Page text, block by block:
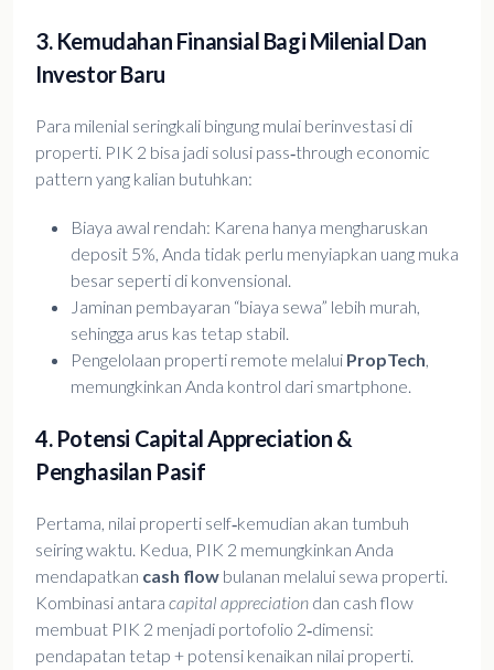
3. Kemudahan Finansial Bagi Milenial Dan
Investor Baru
Para milenial seringkali bingung mulai berinvestasi di
properti. PIK 2 bisa jadi solusi pass‑through economic
pattern yang kalian butuhkan:
Biaya awal rendah: Karena hanya mengharuskan
deposit 5%, Anda tidak perlu menyiapkan uang muka
besar seperti di konvensional.
Jaminan pembayaran “biaya sewa” lebih murah,
sehingga arus kas tetap stabil.
Pengelolaan properti remote melalui PropTech,
memungkinkan Anda kontrol dari smartphone.
4. Potensi Capital Appreciation &
Penghasilan Pasif
Pertama, nilai properti self‑kemudian akan tumbuh
seiring waktu. Kedua, PIK 2 memungkinkan Anda
mendapatkan cash flow bulanan melalui sewa properti.
Kombinasi antara capital appreciation dan cash flow
membuat PIK 2 menjadi portofolio 2‑dimensi:
pendapatan tetap + potensi kenaikan nilai properti.